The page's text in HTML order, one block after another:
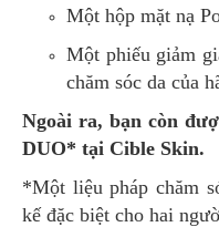
Một hộp mặt nạ
Một phiếu giảm giá trị 40€ khi mua các sản phẩm
chăm sóc da của
Ngoài ra, bạn còn được giảm thêm 10% khi đặt gói
DUO* tại Cible Skin.
*Một liệu pháp chăm sóc da tại phòng VIP được thiết
kế đặc biệt cho hai